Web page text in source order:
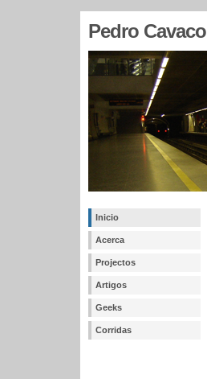
Pedro Cavaco
Inicio
Acerca
Projectos
Artigos
Geeks
Corridas